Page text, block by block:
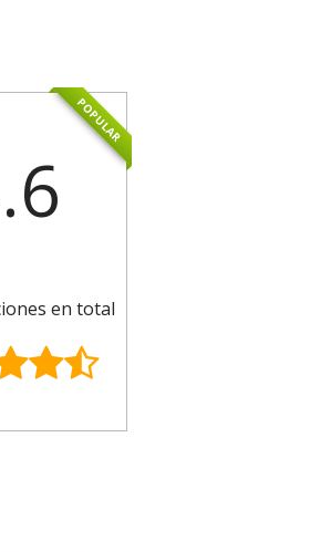
POPULAR
en total